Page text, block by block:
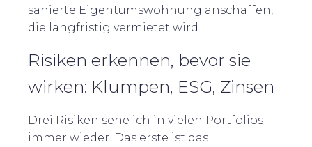
sanierte Eigentumswohnung anschaffen,
die langfristig vermietet wird.
Risiken erkennen, bevor sie
wirken: Klumpen, ESG, Zinsen
Drei Risiken sehe ich in vielen Portfolios
immer wieder. Das erste ist das